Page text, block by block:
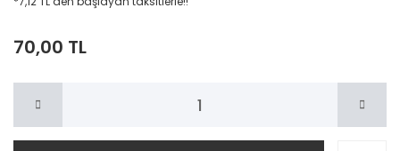
70,00 TL